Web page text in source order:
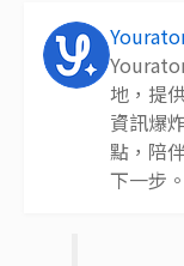
地，提
資訊爆
點，陪
下一步。